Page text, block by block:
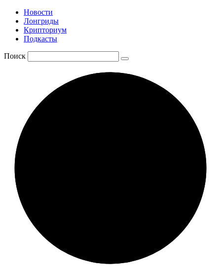
Новости
Лонгриды
Крипториум
Подкасты
Поиск